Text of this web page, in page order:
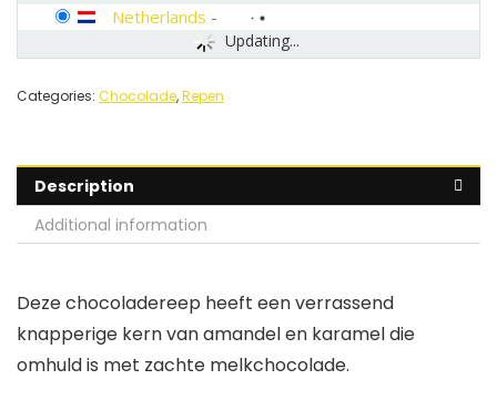
Updating...
Netherlands -
Categories: Chocolade,Repen
Description
Additional information
Deze chocoladereep heeft een verrassend
knapperige kern van amandel en karamel die
omhuld is met zachte melkchocolade.